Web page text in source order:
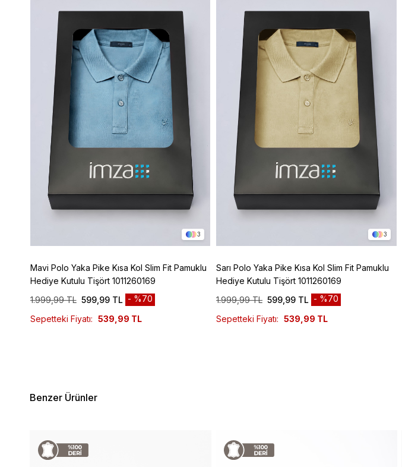
3
Mavi Polo Yaka Pike Kısa Kol Slim Fit Pamuklu
Hediye Kutulu Tişört 1011260169
1.999,99 TL 599,99 TL
%70
Sepetteki Fiyatı: 539,99 TL
3
Sarı Polo Yaka Pike Kısa Kol Slim Fit Pamuklu
Hediye Kutulu Tişört 1011260169
1.999,99 TL 599,99 TL
%70
Sepetteki Fiyatı: 539,99 TL
Benzer Ürünler